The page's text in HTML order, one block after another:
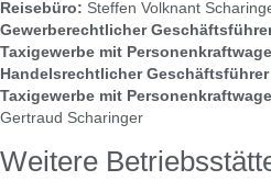
Reisebüro: Steffen Volknant
Gewerberechtlicher
Taxigewerbe mit
Handelsrechtlicher
Taxigewerbe mit
Gertraud Scharinger
Weitere